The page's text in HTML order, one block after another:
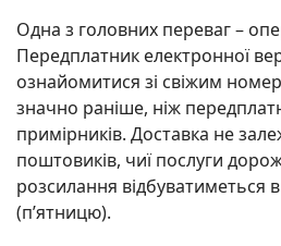
Одна з головних переваг –
Передплатник електронної
ознайомитися зі свіжим
значно раніше, ніж
примірників. Доставка не
поштовиків, чиї послуги
розсилання відбуватиметься
(п’ятницю).